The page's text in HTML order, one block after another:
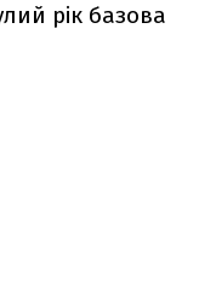
рік базова